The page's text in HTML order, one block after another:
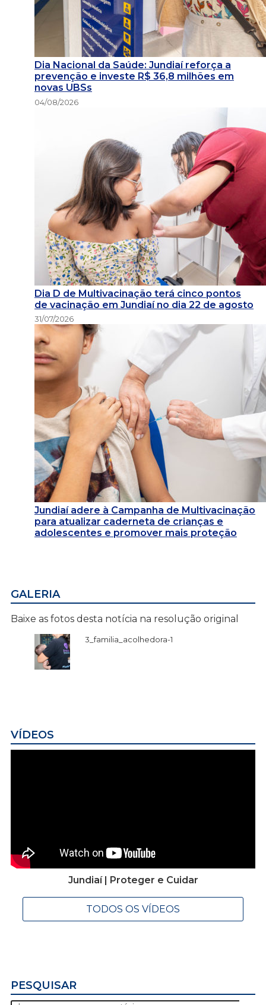
Dia Nacional da Saúde: Jundiaí reforça a
prevenção e investe R$ 36,8 milhões em
novas UBSs
04/08/2026
Dia D de Multivacinação terá cinco pontos
de vacinação em Jundiaí no dia 22 de agosto
31/07/2026
Jundiaí adere à Campanha de Multivacinação
para atualizar caderneta de crianças e
adolescentes e promover mais proteção
GALERIA
Baixe as fotos desta notícia na resolução original
3_familia_acolhedora-1
VÍDEOS
Jundiaí | Proteger e Cuidar
TODOS OS VÍDEOS
PESQUISAR